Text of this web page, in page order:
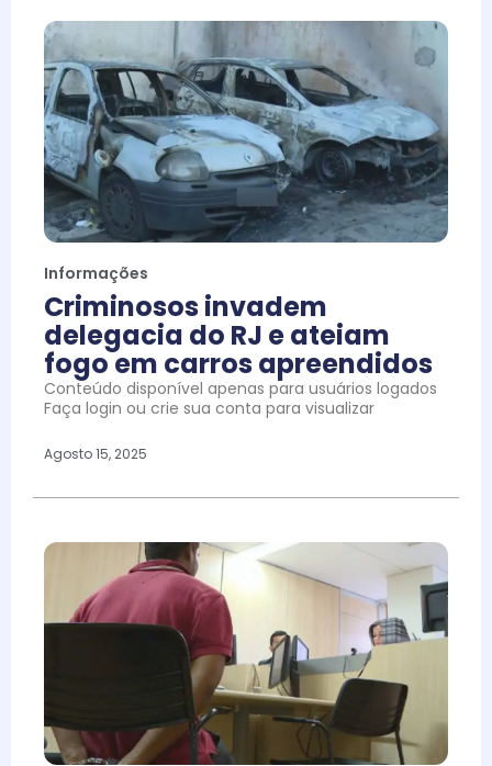
Informações
Criminosos invadem
delegacia do RJ e ateiam
fogo em carros apreendidos
Conteúdo disponível apenas para usuários logados
Faça login ou crie sua conta para visualizar
Agosto 15, 2025